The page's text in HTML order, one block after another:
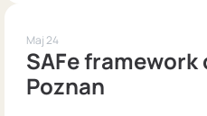
Maj 24
SAFe
Poznan